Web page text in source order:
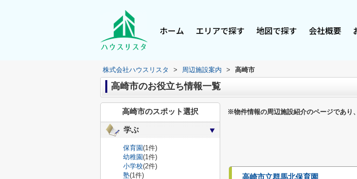
ホーム エリアで探す 地図で探す 会社概要
株式会社ハウスリスタ > 周辺施設案内 > 高崎市
高崎市のお役立ち情報一覧
※物件情報の周辺施設紹介のページであり
高崎市立群馬北保育園
高崎市のスポット選択
学ぶ
保育園(1件)
幼稚園(1件)
小学校(2件)
塾(1件)